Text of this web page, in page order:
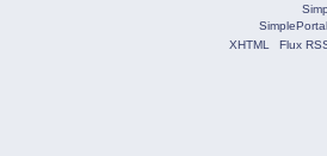
XHTML
Flux